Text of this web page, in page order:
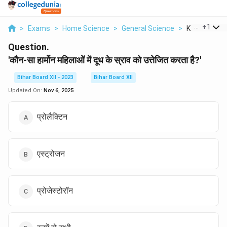
> Exams > Home Science > General Science > Kaun Sa
+1
Question.
'कौन-सा हार्मोन महिलाओं में दूध के स्राव को उत्तेजित करता है?'
Bihar Board XII - 2023
Bihar Board XII
Updated On: Nov 6, 2025
प्रोलैक्टिन
एस्ट्रोजन
प्रोजेस्टोरॉन